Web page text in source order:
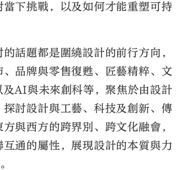
大公文匯
下挑戰，以及如何才能重塑可持
話題都是圍繞設計的前行方向，
品牌與零售復甦、匠藝精粹、文
AI與未來創科等，聚焦於由設計
討設計與工藝、科技及創新、傳
與西方的跨界別、跨文化融會，
互通的屬性，展現設計的本質與力